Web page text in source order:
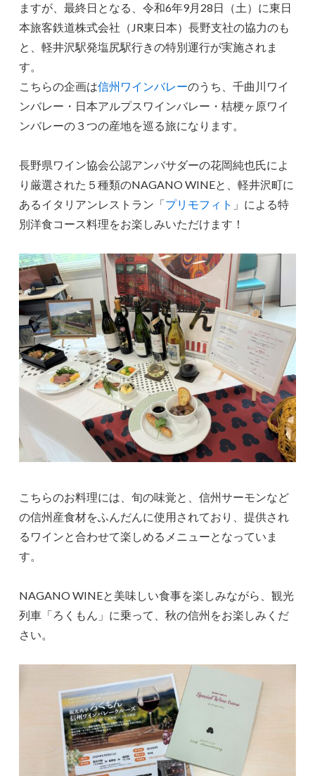
ますが、最終日となる、令和6年9月28日（土）に東日
本旅客鉄道株式会社（JR東日本）長野支社の協力のも
と、軽井沢駅発塩尻駅行きの特別運行が実施されま
す。
こちらの企画は信州ワインバレーのうち、千曲川ワイ
ンバレー・日本アルプスワインバレー・桔梗ヶ原ワイ
ンバレーの３つの産地を巡る旅になります。
長野県ワイン協会公認アンバサダーの花岡純也氏によ
り厳選された５種類のNAGANO WINEと、軽井沢町に
あるイタリアンレストラン「プリモフィト 」による特
別洋食コース料理をお楽しみいただけます！
こちらのお料理には、旬の味覚と、信州サーモンなど
の信州産食材をふんだんに使用されており、提供され
るワインと合わせて楽しめるメニューとなっていま
す。
NAGANO WINEと美味しい食事を楽しみながら、観光
列車「ろくもん」に乗って、秋の信州をお楽しみくだ
さい。